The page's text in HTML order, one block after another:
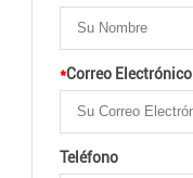
*Correo Electrónico
Teléfono